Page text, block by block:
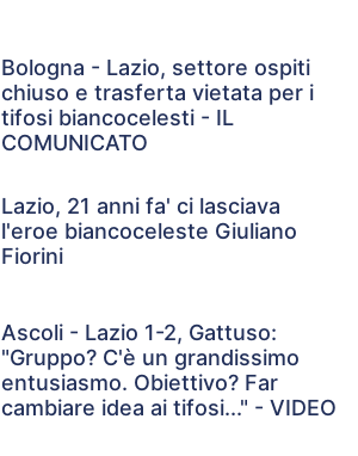
Bologna - Lazio, settore ospiti
chiuso e trasferta vietata per i
tifosi biancocelesti - IL
COMUNICATO
Lazio, 21 anni fa' ci lasciava
l'eroe biancoceleste Giuliano
Fiorini
Ascoli - Lazio 1-2, Gattuso:
"Gruppo? C'è un grandissimo
entusiasmo. Obiettivo? Far
cambiare idea ai tifosi..." - VIDEO